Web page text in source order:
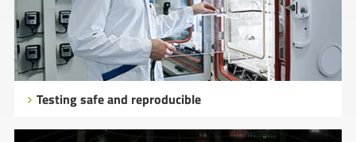
Testing safe and reproducible